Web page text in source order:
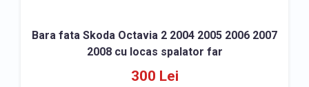
Bara fata Skoda Octavia 2 2004 2005 2006 2007
2008 cu locas spalator far
300 Lei